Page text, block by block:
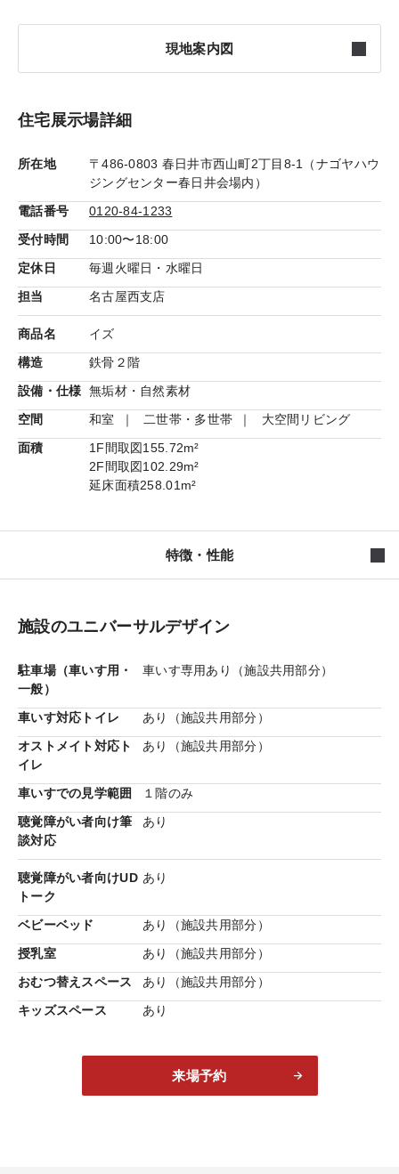
現地案内図
住宅展示場詳細
所在地
〒486-0803 春日井市西山町2丁目8-1（ナゴヤハウ
ジングセンター春日井会場内）
電話番号
0120-84-1233
受付時間
10:00〜18:00
定休日
毎週火曜日・水曜日
担当
名古屋西支店
商品名
イズ
構造
鉄骨２階
設備・仕様 無垢材・自然素材
空間
和室 二世帯・多世帯
大空間リビング
面積
1F間取図155.72m²
2F間取図102.29m²
延床面積258.01m²
特徴・性能
ダインコンクリート外壁
材「ダインコンクリート」採用。彫りが深くぬくもりあるテク
スチャーが独特の存在感を放ちます。メンテナンスコストを抑
える耐久性の高さもポイントです。
施設のユニバーサルデザイン
駐車場（車いす用・
一般）
車いす専用あり（施設共用部分）
車いす対応トイレ
あり（施設共用部分）
オストメイト対応ト
イレ
あり（施設共用部分）
車いすでの見学範囲
１階のみ
聴覚障がい者向け筆
談対応
あり
聴覚障がい者向けUD
トーク
あり
ベビーベッド
あり（施設共用部分）
授乳室
あり（施設共用部分）
おむつ替えスペース
あり（施設共用部分）
キッズスペース
あり
来場予約